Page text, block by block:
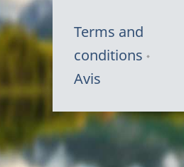
Terms and
conditions
Avis